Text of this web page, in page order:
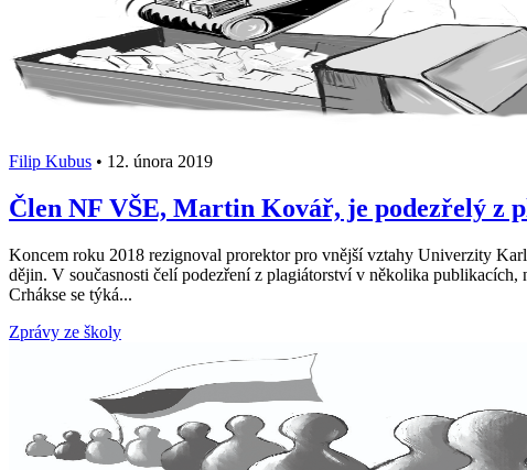
Filip Kubus • 12. února 2019
Člen NF VŠE, Martin Kovář, je podezřelý z
Koncem roku 2018 rezignoval prorektor pro vnější vztahy Univerzity
dějin. V současnosti čelí podezření z plagiátorství v několika
Crhákse se týká...
Zprávy ze školy